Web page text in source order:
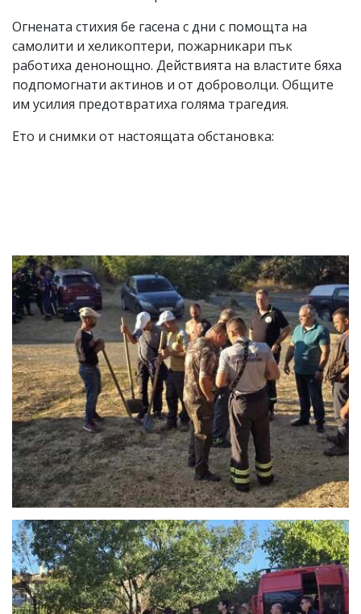
Огнената стихия бе гасена с дни с помощта на
самолити и хеликоптери, пожарникари пък
работиха денонощно. Действията на властите бяха
подпомогнати актинов и от доброволци. Общите
им усилия предотвратиха голяма трагедия.
Ето и снимки от настоящата обстановка: